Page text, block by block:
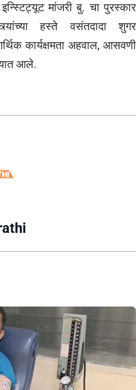
मांजरी बु. चा पुरस्कार
हस्ते वसंतदादा शुगर
कार्यक्षमता अहवाल, आसवणी
आले.